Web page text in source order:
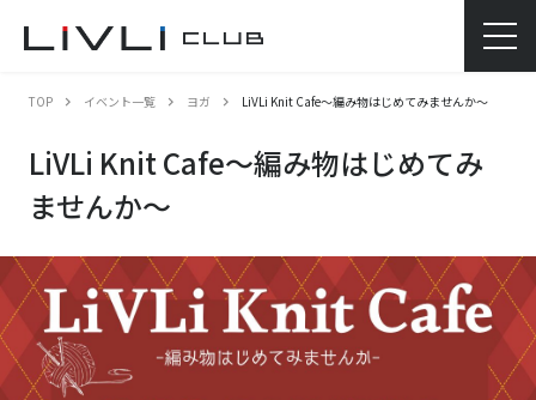
TOP イベント一覧 ヨガ LiVLi Knit Cafe～編み物はじめてみませんか～
LiVLi Knit Cafe～編み物はじめてみ
ませんか～